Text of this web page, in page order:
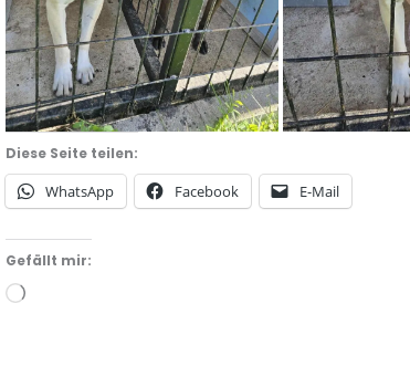
Diese Seite teilen:
WhatsApp Facebook E-Mail
Gefällt mir:
Wird